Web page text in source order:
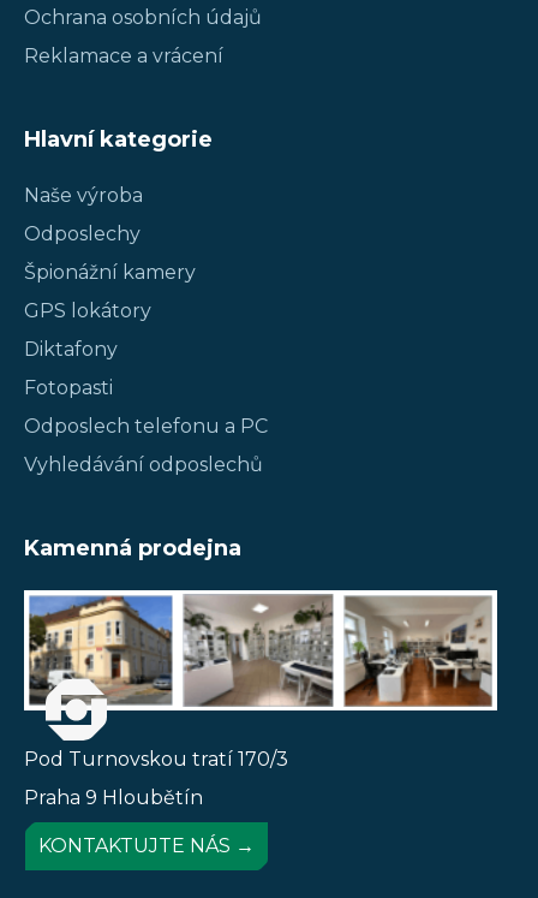
Ochrana osobních údajů
Reklamace a vrácení
Hlavní kategorie
Naše výroba
Odposlechy
Špionážní kamery
GPS lokátory
Diktafony
Fotopasti
Odposlech telefonu a PC
Vyhledávání odposlechů
Kamenná prodejna
Pod Turnovskou tratí 170/3
Praha 9 Hloubětín
KONTAKTUJTE NÁS →